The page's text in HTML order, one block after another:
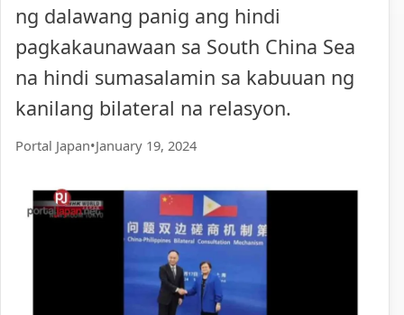
ng dalawang panig ang hindi
pagkakaunawaan sa South China Sea
na hindi sumasalamin sa kabuuan ng
kanilang bilateral na relasyon.
Portal Japan•January 19, 2024